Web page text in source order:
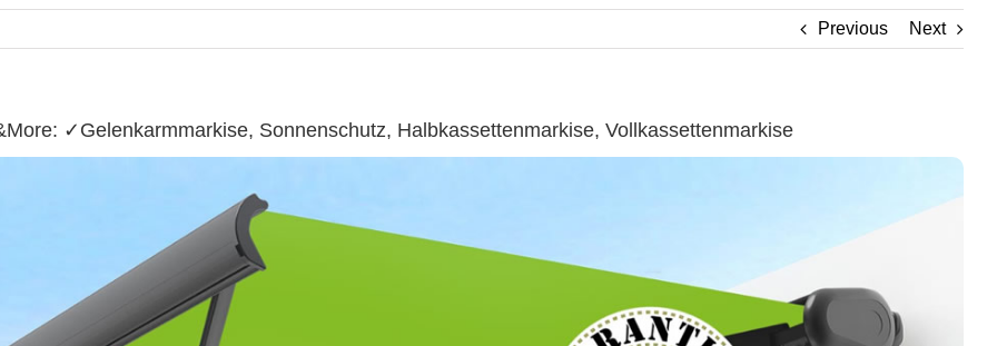
Previous Next
✓Gelenkarmmarkise, Sonnenschutz, Halbkassettenmarkise, Vollkassettenmarkise